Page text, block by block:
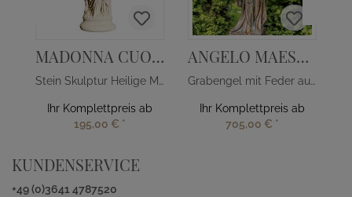
MADONNA CUORE
Stein Skulptur Heilige Mutter Gottes mit Herz
Ihr Komplettpreis ab
195,00 € *
ANGELO MAESTOSO
Grabengel mit Feder aus Bronze - groß
Ihr Komplettpreis ab
705,00 € *
KUNDENSERVICE
+49 (0)3641 4787520